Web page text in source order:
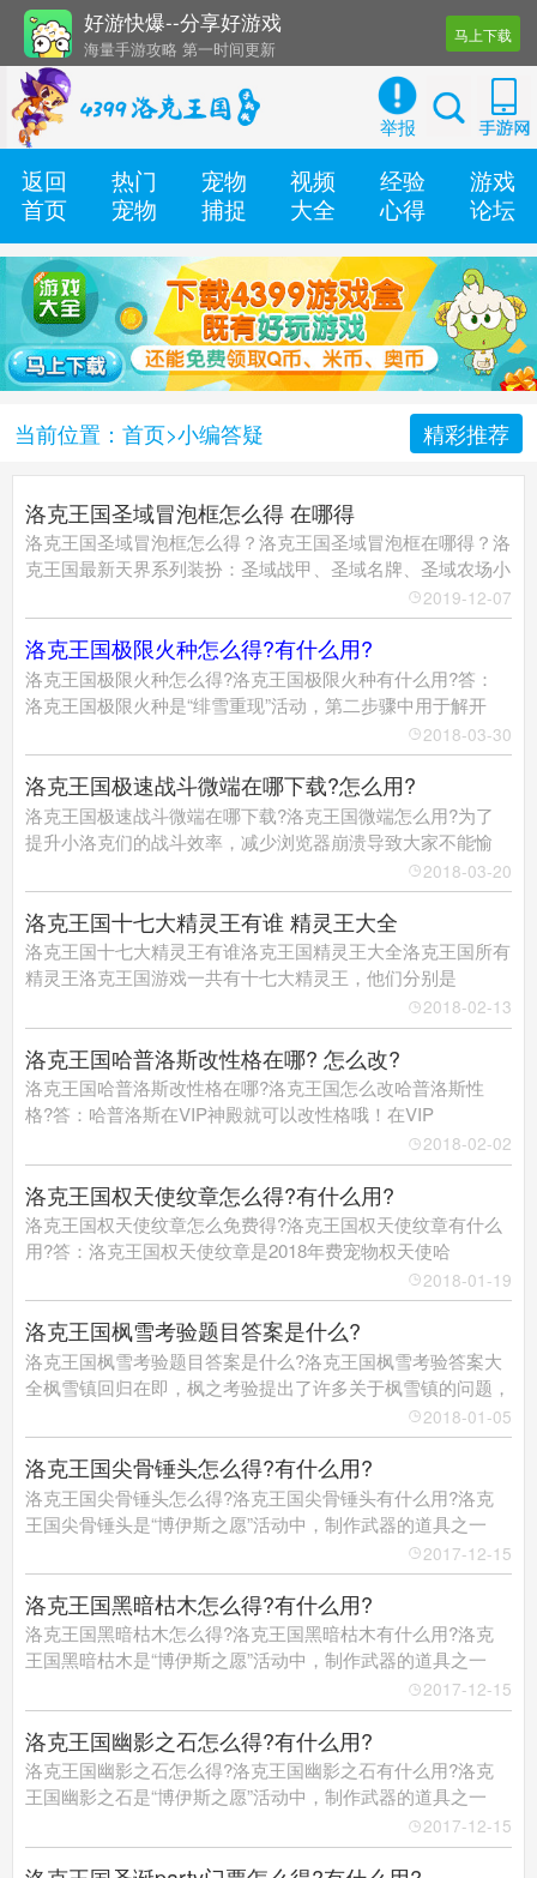
好游快爆--分享好游戏
海量手游攻略 第一时间更新
还有几十款实用辅助工具
马上下载
洛克王国手机版
举报
搜 手
返回
首页
热门
宠物
宠物
捕捉
视频
大全
经验
心得
游戏
论坛
精彩推荐
当前位置：首页>小编答疑
洛克王国圣域冒泡框怎么得 在哪得
洛克王国圣域冒泡框怎么得？洛克王国圣域冒泡框在哪得？洛
克王国最新天界系列装扮：圣域战甲、圣域名牌、圣域农场小
2019-12-07
洛克王国极限火种怎么得?有什么用?
洛克王国极限火种怎么得?洛克王国极限火种有什么用?答：
洛克王国极限火种是“绯雪重现”活动，第二步骤中用于解开
2018-03-30
洛克王国极速战斗微端在哪下载?怎么用?
洛克王国极速战斗微端在哪下载?洛克王国微端怎么用?为了
提升小洛克们的战斗效率，减少浏览器崩溃导致大家不能愉
2018-03-20
洛克王国十七大精灵王有谁 精灵王大全
洛克王国十七大精灵王有谁洛克王国精灵王大全洛克王国所有
精灵王洛克王国游戏一共有十七大精灵王，他们分别是
2018-02-13
洛克王国哈普洛斯改性格在哪? 怎么改?
洛克王国哈普洛斯改性格在哪?洛克王国怎么改哈普洛斯性
格?答：哈普洛斯在VIP神殿就可以改性格哦！在VIP
2018-02-02
洛克王国权天使纹章怎么得?有什么用?
洛克王国权天使纹章怎么免费得?洛克王国权天使纹章有什么
用?答：洛克王国权天使纹章是2018年费宠物权天使哈
2018-01-19
洛克王国枫雪考验题目答案是什么?
洛克王国枫雪考验题目答案是什么?洛克王国枫雪考验答案大
全枫雪镇回归在即，枫之考验提出了许多关于枫雪镇的问题，
2018-01-05
洛克王国尖骨锤头怎么得?有什么用?
洛克王国尖骨锤头怎么得?洛克王国尖骨锤头有什么用?洛克
王国尖骨锤头是“博伊斯之愿”活动中，制作武器的道具之一
2017-12-15
洛克王国黑暗枯木怎么得?有什么用?
洛克王国黑暗枯木怎么得?洛克王国黑暗枯木有什么用?洛克
王国黑暗枯木是“博伊斯之愿”活动中，制作武器的道具之一
2017-12-15
洛克王国幽影之石怎么得?有什么用?
洛克王国幽影之石怎么得?洛克王国幽影之石有什么用?洛克
王国幽影之石是“博伊斯之愿”活动中，制作武器的道具之一
2017-12-15